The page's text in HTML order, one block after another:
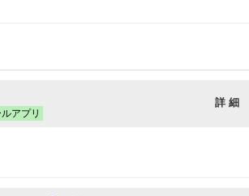
アプリ
詳 細